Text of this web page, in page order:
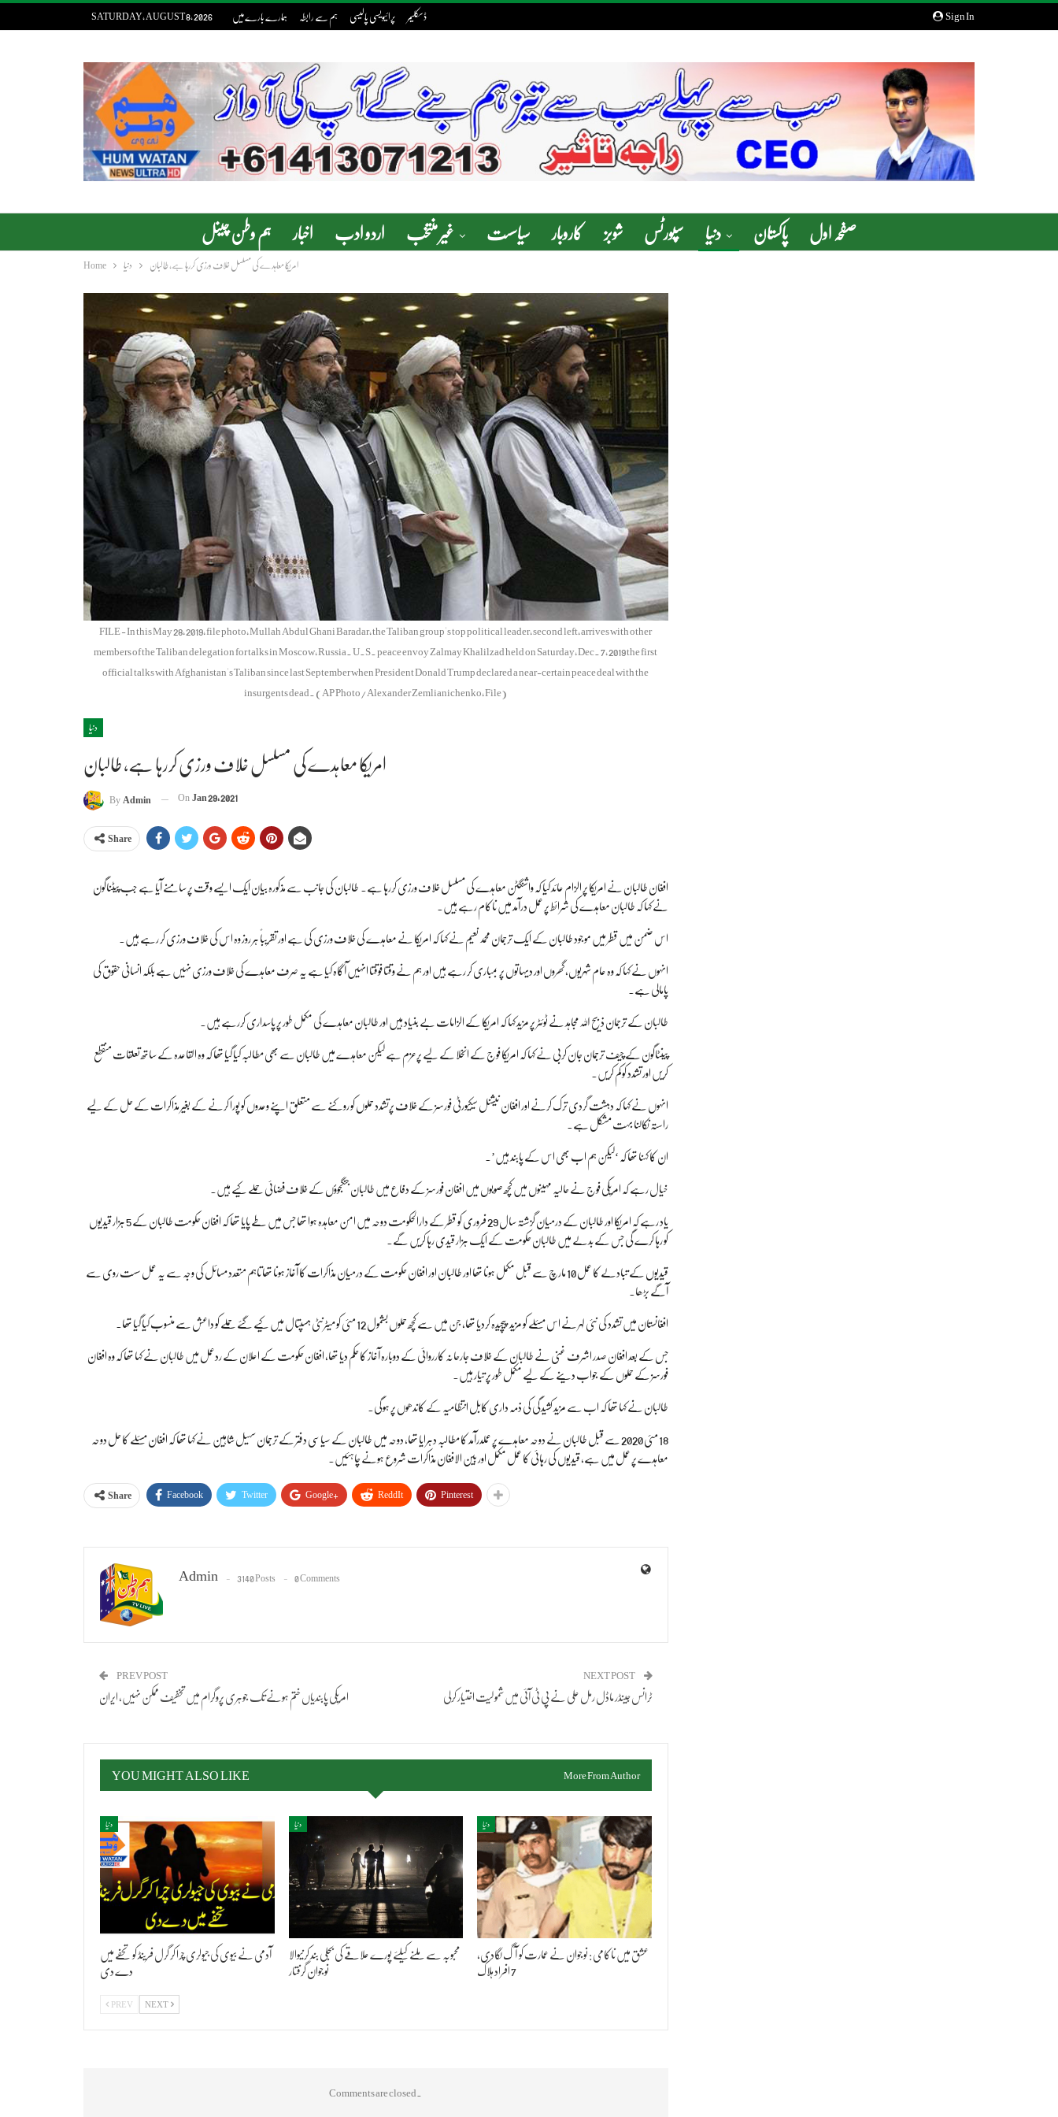
Sign In
SATURDAY, AUGUST 8, 2026 ہمارے بارے میں ہم سے رابطہ پرائیویسی پالیسی ڈسکلیمر
ہم وطن چینل اخبار اردو ادب غیر منتخب سیاسست کاروبار شوبز سپورٹس دنیا پاکستان صفحہ اول
Home دنیا امریکا معاہدے کی مسلسل خلاف ورزی کررہا ہے، طالبان
FILE - In this May 28, 2019, file photo, Mullah Abdul Ghani Baradar, the Taliban group's top political leader, second left, arrives with other
members of the Taliban delegation for talks in Moscow, Russia. U.S. peace envoy Zalmay Khalilzad held on Saturday, Dec. 7, 2019 the first
official talks with Afghanistan's Taliban since last September when President Donald Trump declared a near-certain peace deal with the
insurgents dead. (AP Photo/Alexander Zemlianichenko, File)
دنیا
امریکا معاہدے کی مسلسل خلاف ورزی کررہا ہے، طالبان
ByAdmin OnJan 29, 2021
Share
افغان طالبان نے امریکا پر الزام عائد کیا کہ واشنگٹن معاہدے کی مسلسل خلاف ورزی کررہا ہے۔ طالبان کی جانب سے مذکورہ بیان ایک ایسے وقت پر سامنے آیا ہے جب پیٹناگون
نے کہا کہ طالبان معاہدے کی شرائط پر عمل درآمد میں ناکام رہے ہیں۔
اس ضمن میں قطر میں موجود طالبان کے ایک ترجمان محمد نعیم نے کہا کہ امریکا نے معاہدے کی خلاف ورزی کی ہے اور تقریباً ہر روز وہ اس کی خلاف ورزی کر رہے ہیں۔
انہوں نے کہا کہ وہ عام شہریوں، گھروں اور دیہاتوں پر بمباری کر رہے ہیں اور ہم نے وقتا فوقتا انہیں آگاہ کیا ہے یہ صرف معاہدے کی خلاف ورزی نہیں ہے بلکہ انسانی حقوق کی
پامالی ہے۔
طالبان کے ترجمان ذبیح اللہ مجاہد نے ٹوئٹر پر مزید کہا کہ امریکا کے الزامات بے بنیاد ہیں اور طالبان معاہدے کی مکمل طور پر پاسداری کررہے ہیں۔
پینٹاگون کے چیف ترجمان جان کربی نے کہا کہ امریکا فوج کے انخلا کے لیے پرعزم ہے لیکن معاہدے میں طالبان سے بھی مطالبہ کیا گیا تھا کہ وہ القاعدہ کے ساتھ تعلقات منقطع
کریں اور تشدد کو کم کریں۔
انہوں نے کہا کہ دہشت گردی ترک کرنے اور افغان نیشنل سیکیورٹی فورسز کے خلاف پرتشدد حملوں کو روکنے سے متعلق اپنے وعدوں کو پورا کرنے کے بغیر مذاکرات کے حل کے لیے
راستہ نکالنا بہت مشکل ہے۔
ان کا کہنا تھا کہ ‘لیکن ہم اب بھی اس کے پابند ہیں’۔
خیال رہے کہ امریکی فوج نے حالیہ مہینوں میں کچھ صوبوں میں افغان فورسز کے دفاع میں طالبان جنگجوؤں کے خلاف فضائی حملے کیے ہیں۔
یاد رہے کہ امریکا اور طالبان کے درمیان گزشتہ سال 29 فروری کو قطر کے دارالحکومت دوحہ میں امن معاہدہ ہوا تھا جس میں طے پایا تھا کہ افغان حکومت طالبان کے 5 ہزار قیدیوں
کو رہا کرے گی جس کے بدلے میں طالبان حکومت کے ایک ہزار قیدی رہا کریں گے۔
قیدیوں کے تبادلے کا عمل 10 مارچ سے قبل مکمل ہونا تھا اور طالبان اور افغان حکومت کے درمیان مذاکرات کا آغاز ہونا تھا تاہم متعدد مسائل کی وجہ سے یہ عمل سست روی سے
آگے بڑھا۔
افغانستان میں تشدد کی نئی لہر نے اس مسئلے کو مزید پیچیدہ کردیا تھا، جن میں سے کچھ حملوں بشمول 12 مئی کو میٹرنٹی ہسپتال میں کیے گئے حملے کو داعش سے منسوب کیا گیا تھا۔
جس کے بعد افغان صدر اشرف غنی نے طالبان کے خلاف جارحانہ کارروائی کے دوبارہ آغاز کا حکم دیا تھا، افغان حکومت کے اعلان کے ردعمل میں طالبان نے کہا تھا کہ وہ افغان
فورسز کے حملوں کے جواب دینے کے لیے مکمل طور پر تیار ہیں۔
طالبان نے کہا تھا کہ اب سے مزید کشیدگی کی ذمہ داری کابل انتظامیہ کے کاندھوں پر ہوگی۔
18 مئی 2020 سے قبل طالبان نے دوحہ معاہدے پر عملدرآمد کا مطالبہ دہرایا تھا، دوحہ میں طالبان کے سیاسی دفتر کے ترجمان سہیل شاہین نے کہا تھا کہ افغان مسئلے کا حل دوحہ
معاہدے پر عمل میں ہے، قیدیوں کی رہائی کا عمل مکمل اور بین الافغان مذاکرات شروع ہونے چاہئیں۔
Share Facebook Twitter Google+ ReddIt Pinterest
Admin 3140 Posts 0 Comments
PREV POST
امریکی پابندیاں ختم ہونے تک جوہری پروگرام میں تخفیف ممکن نہیں، ایران
NEXT POST
ٹرانس جینڈر ماڈل رمل علی نے پی ٹی آئی میں شمولیت اختیار کرلی
YOU MIGHT ALSO LIKE More From Author
دنیا
آدمی نے بیوی کی جیولری چرا کر گرل فرینڈ کو تحفے میں
دے دی
دنیا
محبوبہ سے ملنے کیلئے پورے علاقے کی بجلی بند کرنیوالا
نوجوان گرفتار
دنیا
عشق میں ناکامی : نوجوان نے عمارت کو آگ لگادی،
7 افراد ہلاک
PREV NEXT
Comments are closed.